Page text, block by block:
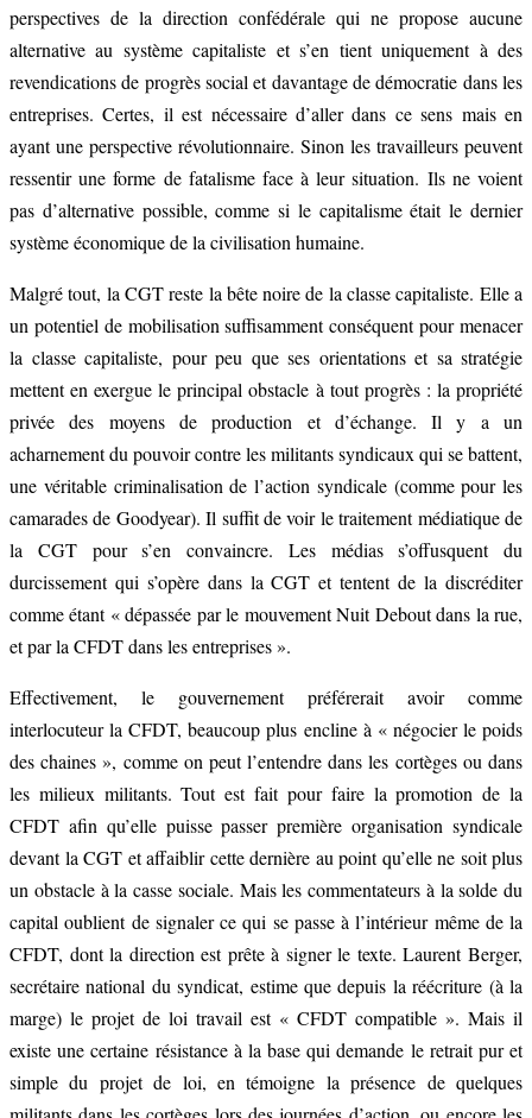
perspectives de la direction confédérale qui ne propose aucune
alternative au système capitaliste et s’en tient uniquement à des
revendications de progrès social et davantage de démocratie dans les
entreprises. Certes, il est nécessaire d’aller dans ce sens mais en
ayant une perspective révolutionnaire. Sinon les travailleurs peuvent
ressentir une forme de fatalisme face à leur situation. Ils ne voient
pas d’alternative possible, comme si le capitalisme était le dernier
système économique de la civilisation humaine.
Malgré tout, la CGT reste la bête noire de la classe capitaliste. Elle a
un potentiel de mobilisation suffisamment conséquent pour menacer
la classe capitaliste, pour peu que ses orientations et sa stratégie
mettent en exergue le principal obstacle à tout progrès : la propriété
privée des moyens de production et d’échange. Il y a un
acharnement du pouvoir contre les militants syndicaux qui se battent,
une véritable criminalisation de l’action syndicale (comme pour les
camarades de Goodyear). Il suffit de voir le traitement médiatique de
la CGT pour s’en convaincre. Les médias s’offusquent du
durcissement qui s’opère dans la CGT et tentent de la discréditer
comme étant « dépassée par le mouvement Nuit Debout dans la rue,
et par la CFDT dans les entreprises ».
Effectivement, le gouvernement préférerait avoir comme
interlocuteur la CFDT, beaucoup plus encline à « négocier le poids
des chaines », comme on peut l’entendre dans les cortèges ou dans
les milieux militants. Tout est fait pour faire la promotion de la
CFDT afin qu’elle puisse passer première organisation syndicale
devant la CGT et affaiblir cette dernière au point qu’elle ne soit plus
un obstacle à la casse sociale. Mais les commentateurs à la solde du
capital oublient de signaler ce qui se passe à l’intérieur même de la
CFDT, dont la direction est prête à signer le texte. Laurent Berger,
secrétaire national du syndicat, estime que depuis la réécriture (à la
marge) le projet de loi travail est « CFDT compatible ». Mais il
existe une certaine résistance à la base qui demande le retrait pur et
simple du projet de loi, en témoigne la présence de quelques